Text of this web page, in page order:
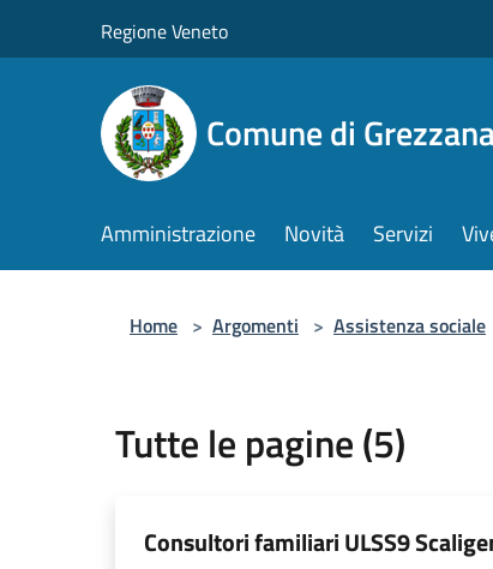
Regione Veneto
Comune di
Amministrazione Novità Servizi
Home > Argomenti > Assistenza sociale
Tutte le pagine (5)
Consultori familiari ULSS9